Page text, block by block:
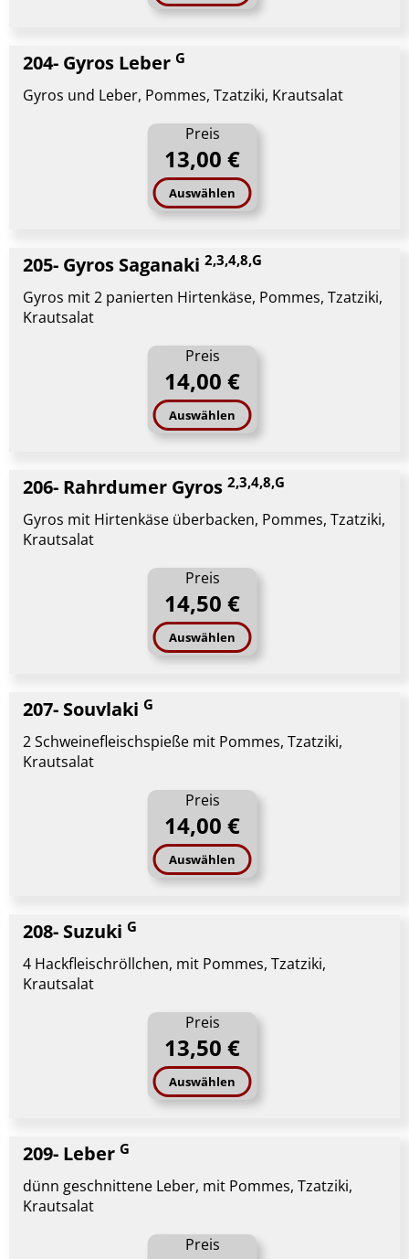
204- Gyros Leber G
Gyros und Leber, Pommes, Tzatziki, Krautsalat
Preis
13,00 €
Auswählen
205- Gyros Saganaki 2,3,4,8,G
Gyros mit 2 panierten Hirtenkäse, Pommes, Tzatziki,
Krautsalat
Preis
14,00 €
Auswählen
206- Rahrdumer Gyros 2,3,4,8,G
Gyros mit Hirtenkäse überbacken, Pommes, Tzatziki,
Krautsalat
Preis
14,50 €
Auswählen
207- Souvlaki G
2 Schweinefleischspieße mit Pommes, Tzatziki,
Krautsalat
Preis
14,00 €
Auswählen
208- Suzuki G
4 Hackfleischröllchen, mit Pommes, Tzatziki,
Krautsalat
Preis
13,50 €
Auswählen
209- Leber G
dünn geschnittene Leber, mit Pommes, Tzatziki,
Krautsalat
Preis